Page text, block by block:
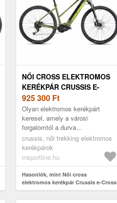
NŐI CROSS ELEKTROMOS
KERÉKPÁR CRUSSIS E-
CROSS LOW 7.10 720WH
28" - 2025
925 300 Ft
Olyan elektromos kerékpárt
keresel, amely a városi
forgalomtól a durva
terepviszonyokig mindent elbír?
A Crussis e-Cross Low 7.10 női
cross elektro...
crussis, női trekking elektromos
kerékpárok
insportline.hu
Hasonlók, mint Női cross
elektromos kerékpár Crussis e-Cross
Low 7.10 720Wh 28" - 2025